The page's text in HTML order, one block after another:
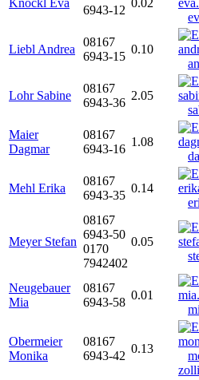
Knöckl Eva
6943-12
0.02
Liebl Andrea
08167
6943-15
0.10
Lohr Sabine
08167
6943-36
2.05
Maier
Dagmar
08167
6943-16
1.08
Mehl Erika
08167
6943-35
0.14
Meyer Stefan
08167
6943-50
0170
7942402
0.05
Neugebauer
Mia
08167
6943-58
0.01
Obermeier
Monika
08167
6943-42
0.13